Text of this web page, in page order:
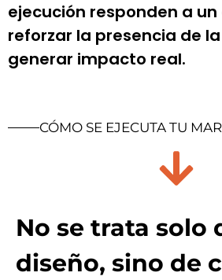
ejecución responden a
reforzar la presencia de
generar impacto real.
CÓMO SE EJECUTA TU
No se trata solo
diseño, sino de